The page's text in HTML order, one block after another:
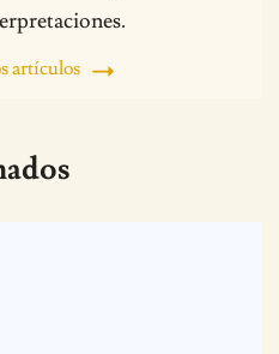
artículos